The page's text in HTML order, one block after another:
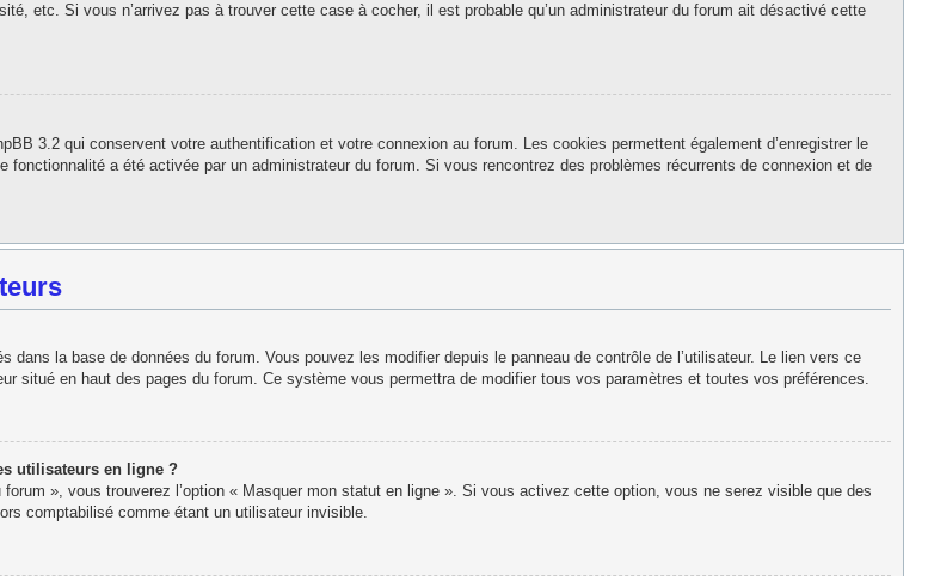
etc. Si vous n’arrivez pas à trouver cette case à cocher, il est probable qu’un administrateur du forum ait désactivé cette
3.2 qui conservent votre authentification et votre connexion au forum. Les cookies permettent également d’enregistrer le
a été activée par un administrateur du forum. Si vous rencontrez des problèmes récurrents de connexion et de
la base de données du forum. Vous pouvez les modifier depuis le panneau de contrôle de l’utilisateur. Le lien vers ce
situé en haut des pages du forum. Ce système vous permettra de modifier tous vos paramètres et toutes vos préférences.
utilisateurs en ligne ?
», vous trouverez l’option « Masquer mon statut en ligne ». Si vous activez cette option, vous ne serez visible que des
comptabilisé comme étant un utilisateur invisible.